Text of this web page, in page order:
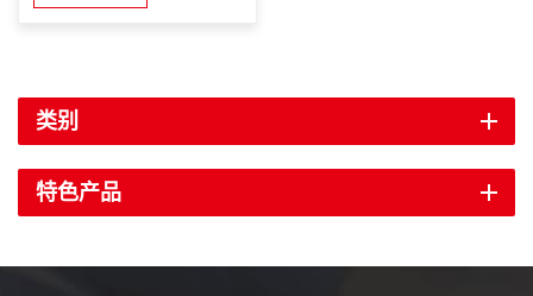
类别
特色产品